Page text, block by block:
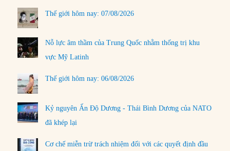
Thế giới hôm nay: 07/08/2026
Nỗ lực âm thầm của Trung Quốc nhằm thống trị khu
vực Mỹ Latinh
Thế giới hôm nay: 06/08/2026
Kỷ nguyên Ấn Độ Dương - Thái Bình Dương của NATO
đã khép lại
Cơ chế miễn trừ trách nhiệm đối với các quyết định đầu